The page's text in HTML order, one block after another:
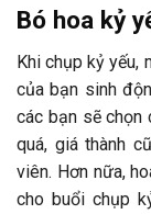
Bó hoa kỷ
Khi chụp kỷ yếu,
của bạn sinh
các bạn sẽ chọn
quá, giá thành
viên. Hơn nữa,
cho buổi chụp